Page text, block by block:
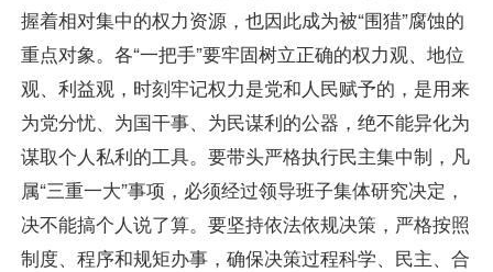
握着相对集中的权力资源，也因此成为被“围猎”腐蚀的
重点对象。各“一把手”要牢固树立正确的权力观、地位
观、利益观，时刻牢记权力是党和人民赋予的，是用来
为党分忧、为国干事、为民谋利的公器，绝不能异化为
谋取个人私利的工具。要带头严格执行民主集中制，凡
属“三重一大”事项，必须经过领导班子集体研究决定，
决不能搞个人说了算。要坚持依法依规决策，严格按照
制度、程序和规矩办事，确保决策过程科学、民主、合